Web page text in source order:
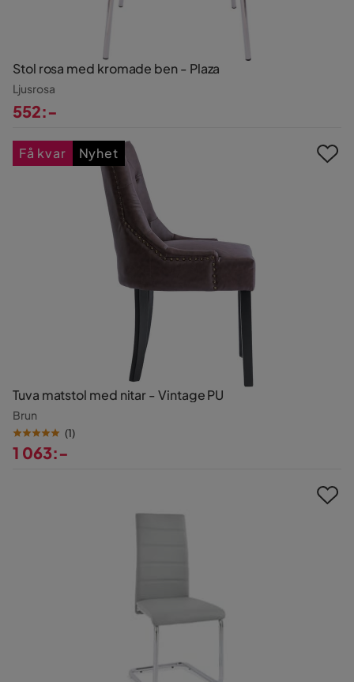
Stol rosa med kromade ben - Plaza
Ljusrosa
552:-
Tuva matstol med nitar - Vintage PU
Brun
(1)
1 063:-
Få kvar Nyhet